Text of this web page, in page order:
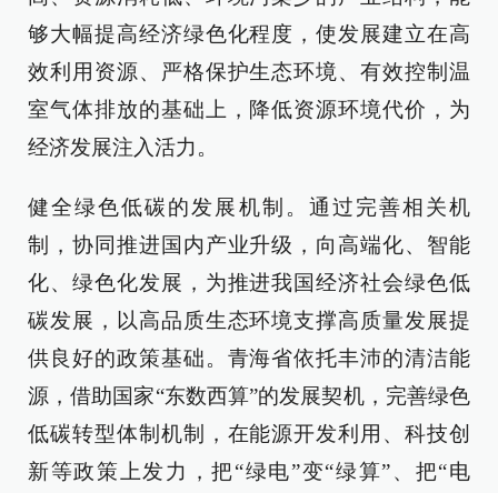
够大幅提高经济绿色化程度，使发展建立在高
效利用资源、严格保护生态环境、有效控制温
室气体排放的基础上，降低资源环境代价，为
经济发展注入活力。
健全绿色低碳的发展机制。通过完善相关机
制，协同推进国内产业升级，向高端化、智能
化、绿色化发展，为推进我国经济社会绿色低
碳发展，以高品质生态环境支撑高质量发展提
供良好的政策基础。青海省依托丰沛的清洁能
源，借助国家“东数西算”的发展契机，完善绿色
低碳转型体制机制，在能源开发利用、科技创
新等政策上发力，把“绿电”变“绿算”、把“电